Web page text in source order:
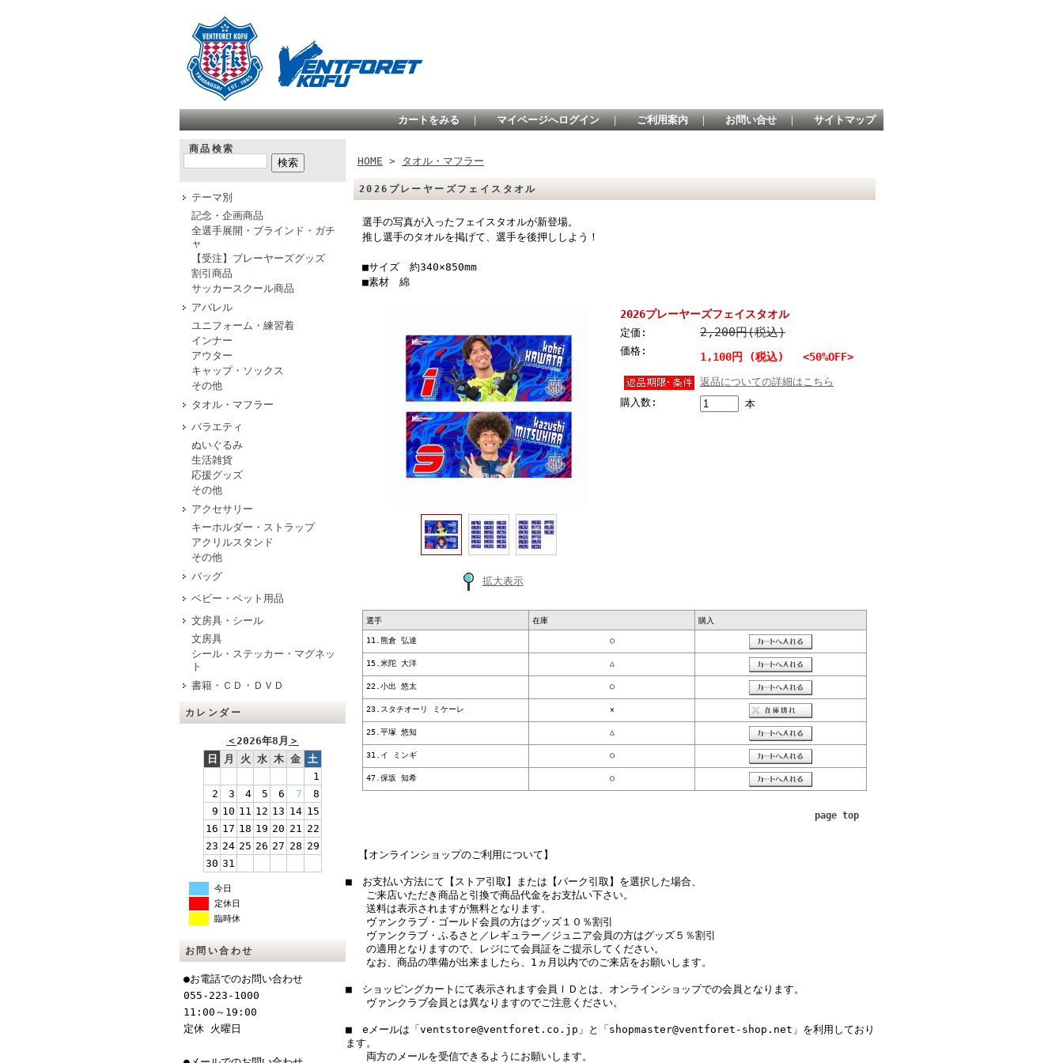
カートをみる ｜ マイページへログイン ｜ ご利用案内 ｜ お問い合せ ｜ サイトマップ
商品検索
テーマ別
記念・企画商品
全選手展開・ブラインド・ガチ
ャ
【受注】プレーヤーズグッズ
割引商品
サッカースクール商品
アパレル
ユニフォーム・練習着
インナー
アウター
キャップ・ソックス
その他
タオル・マフラー
バラエティ
ぬいぐるみ
生活雑貨
応援グッズ
その他
アクセサリー
キーホルダー・ストラップ
アクリルスタンド
その他
バッグ
ベビー・ペット用品
文房具・シール
文房具
シール・ステッカー・マグネッ
ト
書籍・ＣＤ・ＤＶＤ
カレンダー
＜2026年8月 ＞
日
月 火 水 木 金 土
1
2
3 4 5 6 7
8
9 10 11 12 13 14 15
16 17 18 19 20 21 22
23 24 25 26 27 28 29
30 31
今日
定休日
臨時休
お問い合わせ
●お電話でのお問い合わせ
055-223-1000
11:00～19:00
定休 火曜日
HOME > タオル・マフラー
2026プレーヤーズフェイスタオル
選手の写真が入ったフェイスタオルが新登場。
推し選手のタオルを掲げて、選手を後押ししよう！
■サイズ 約340×850mm
■素材 綿
拡大表示
2026プレーヤーズフェイスタオル
定価: 2,200円(税込)
価格: 1,100円 (税込) <50%OFF>
返品についての詳細はこちら
購入数:
本
選手 在庫 購入
11.熊倉 弘達 ○
15.米陀 大洋 △
22.小出 悠太 ○
23.スタチオーリ ミケーレ ×
25.平塚 悠知 △
31.イ ミンギ ○
47.保坂 知希 ○
page top
【オンラインショップのご利用について】
■ お支払い方法にて【ストア引取】または【パーク引取】を選択した場合、
ご来店いただき商品と引換で商品代金をお支払い下さい。
送料は表示されますが無料となります。
ヴァンクラブ・ゴールド会員の方はグッズ１０％割引
ヴァンクラブ・ふるさと／レギュラー／ジュニア会員の方はグッズ５％割引
の適用となりますので、レジにて会員証をご提示してください。
なお、商品の準備が出来ましたら、1ヵ月以内でのご来店をお願いします。
■ ショッピングカートにて表示されます会員ＩＤとは、オンラインショップでの会員となります。
ヴァンクラブ会員とは異なりますのでご注意ください。
■ eメールは「ventstore@ventforet.co.jp」と「shopmaster@ventforet-shop.net」を利用しており
ます。
両方のメールを受信できるようにお願いします。